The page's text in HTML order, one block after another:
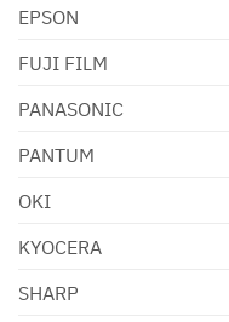
EPSON
FUJI FILM
PANASONIC
PANTUM
OKI
KYOCERA
SHARP